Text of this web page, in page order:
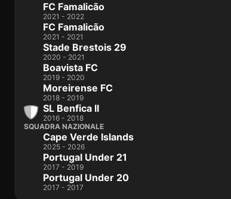
FC Famalicão
2021 - 2022
FC Famalicão
2021 - 2021
Stade Brestois 29
2020 - 2021
Boavista FC
2019 - 2020
Moreirense FC
2018 - 2019
SL Benfica II
2016 - 2018
SQUADRA NAZIONALE
Cape Verde Islands
2025 - 2026
Portugal Under 21
2017 - 2019
Portugal Under 20
2017 - 2017